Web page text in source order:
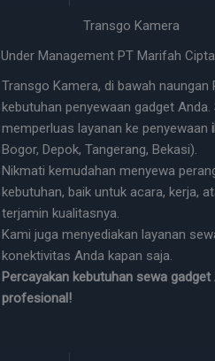
Transgo Kamera
Under Management PT Marifah
Transgo Kamera, di bawah
kebutuhan penyewaan gadget
memperluas layanan ke penyewaan
Bogor, Depok, Tangerang, Bekasi).
Nikmati kemudahan menyewa
kebutuhan, baik untuk acara, kerja,
terjamin kualitasnya.
Kami juga menyediakan layanan
konektivitas Anda kapan saja.
Percayakan kebutuhan sewa
profesional!